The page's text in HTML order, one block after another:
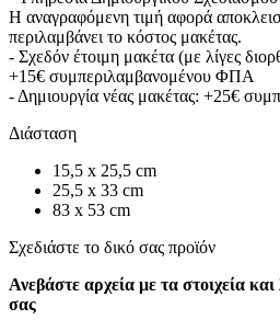
Η αναγραφόμενη τιμή αφορά
περιλαμβάνει το κόστος μακέτας.
- Σχεδόν έτοιμη μακέτα (με λίγες
+15€ συμπεριλαμβανομένου ΦΠΑ
- Δημιουργία νέας μακέτας: +25€
Διάσταση
15,5 x 25,5 cm
25,5 x 33 cm
83 x 53 cm
Σχεδιάστε το δικό σας προϊόν
Ανεβάστε αρχεία με τα στοιχεία
σας